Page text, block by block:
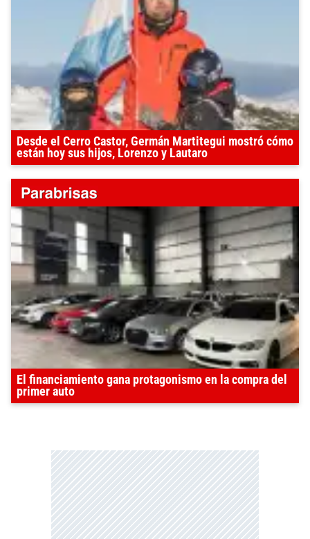
Desde el Cerro Castor, Germán Martitegui mostró cómo
están hoy sus hijos, Lorenzo y Lautaro
El financiamiento gana protagonismo en la compra del
primer auto